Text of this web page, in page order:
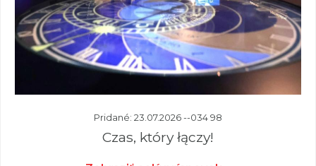
Pridané: 23.07.2026 --034 98
Czas, który łączy!